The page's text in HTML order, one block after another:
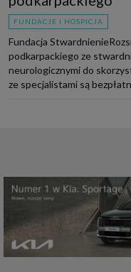
FUNDACJE I HOSPICJA
Fundacja
podkarpackiego ze
neurologicznymi do
ze specjalistami są